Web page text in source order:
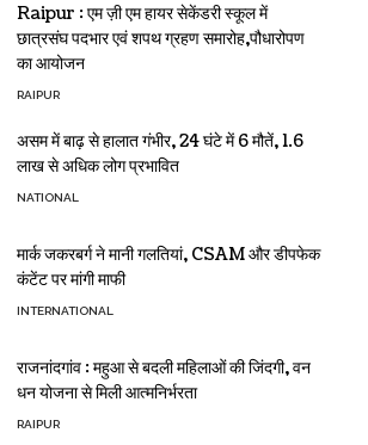
Raipur : एम ज़ी एम हायर सेकेंडरी स्कूल में
छात्रसंघ पदभार एवं शपथ ग्रहण समारोह,पौधारोपण
का आयोजन
RAIPUR
असम में बाढ़ से हालात गंभीर, 24 घंटे में 6 मौतें, 1.6
लाख से अधिक लोग प्रभावित
NATIONAL
मार्क जकरबर्ग ने मानी गलतियां, CSAM और डीपफेक
कंटेंट पर मांगी माफी
INTERNATIONAL
राजनांदगांव : महुआ से बदली महिलाओं की जिंदगी, वन
धन योजना से मिली आत्मनिर्भरता
RAIPUR